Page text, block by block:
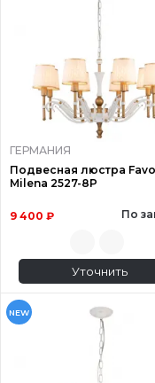
ГЕРМАНИЯ
Подвесная люстра
Milena 2527-8P
9 400 ₽ По
Уточнить
NEW